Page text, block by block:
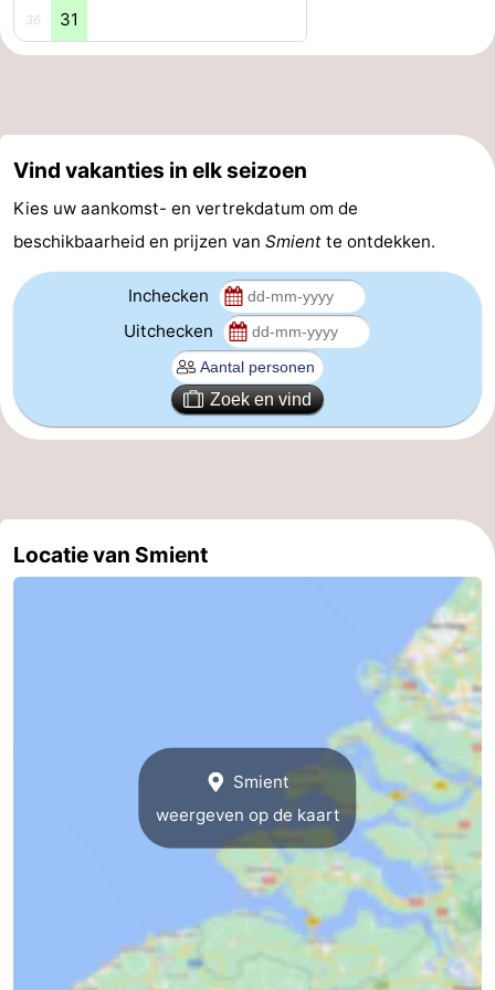
Forum
Nieuws
Route
-
Parkeren
Medische
Walcheren
Domburg
-
Cadzand-
36 31
Vind vakanties in elk seizoen
Kies uw aankomst- en vertrekdatum om de
beschikbaarheid en prijzen van Smient te ontdekken.
Inchecken
Uitchecken
Zoek en vind
Locatie van Smient
Smient
weergeven op de kaart